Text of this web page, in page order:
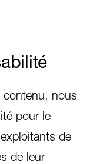
contenu, nous
pour le
de
de leur